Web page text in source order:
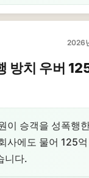
2026
방치 우버
이 승객을 성폭행
사에도 물어 125
니다.